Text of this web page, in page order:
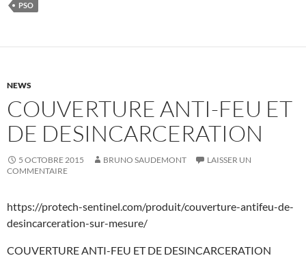
PSO
NEWS
COUVERTURE ANTI-FEU ET
DE DESINCARCERATION
5 OCTOBRE 2015 BRUNO SAUDEMONT
LAISSER UN
COMMENTAIRE
https://protech-sentinel.com/produit/couverture-antifeu-de-
desincarceration-sur-mesure/
COUVERTURE ANTI-FEU ET DE DESINCARCERATION